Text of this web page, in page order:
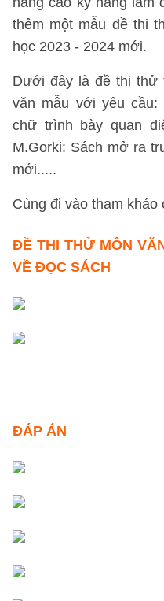
thêm một mẫu đề thi
học 2023 - 2024 mới.
Dưới đây là đề thi thử
văn mẫu với yêu cầu:
chữ trình bày quan
M.Gorki: Sách mở ra
mới.....
Cùng đi vào tham khảo
ĐỀ THI THỬ MÔN
VỀ ĐỌC SÁCH
ĐÁP ÁN